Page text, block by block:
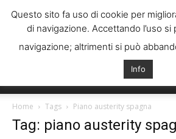
Italiani
Home Tags Piano austerity spagna
Tag: piano austerity
Questo sito fa uso di cookie per
di navigazione. Accettando l’uso si
navigazione; altrimenti si può
Info